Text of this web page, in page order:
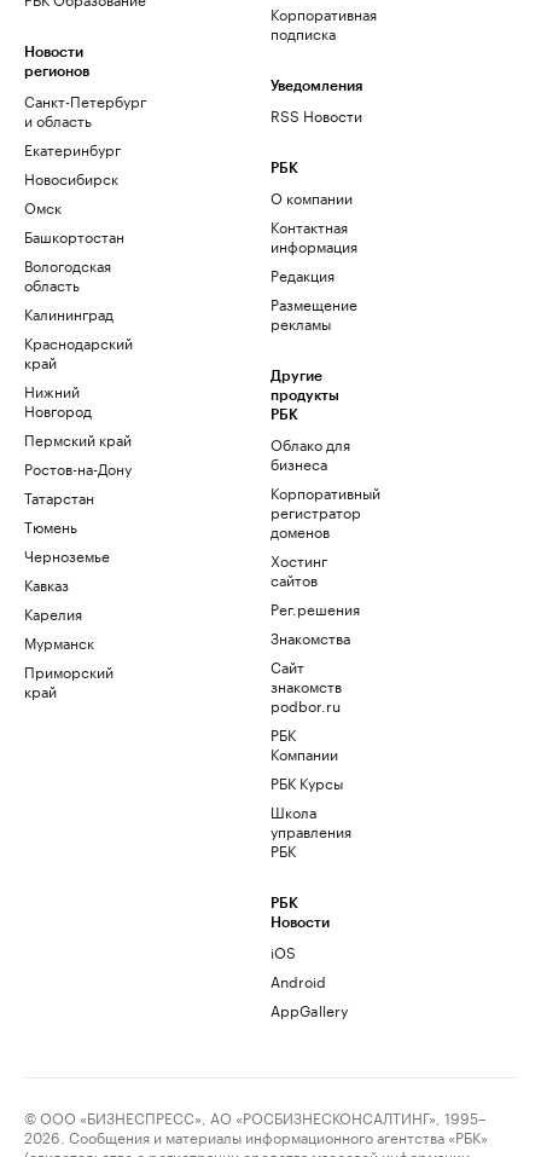
Новости
регионов
Санкт-Петербург
и область
Екатеринбург
Новосибирск
Омск
Башкортостан
Вологодская
область
Калининград
Краснодарский
край
Нижний
Новгород
Пермский край
Ростов-на-Дону
Татарстан
Тюмень
Черноземье
Кавказ
Карелия
Мурманск
Приморский
край
Корпоративная
подписка
Уведомления
RSS Новости
РБК
О компании
Контактная
информация
Редакция
Размещение
рекламы
Другие
продукты
РБК
Облако для
бизнеса
Корпоративный
регистратор
доменов
Хостинг
сайтов
Рег.решения
Знакомства
Сайт
знакомств
podbor.ru
РБК
Компании
РБК Курсы
Школа
управления
РБК
РБК
Новости
iOS
Android
AppGallery
© ООО «БИЗНЕСПРЕСС», АО «РОСБИЗНЕСКОНСАЛТИНГ», 1995–
2026. Сообщения и материалы информационного агентства «РБК»